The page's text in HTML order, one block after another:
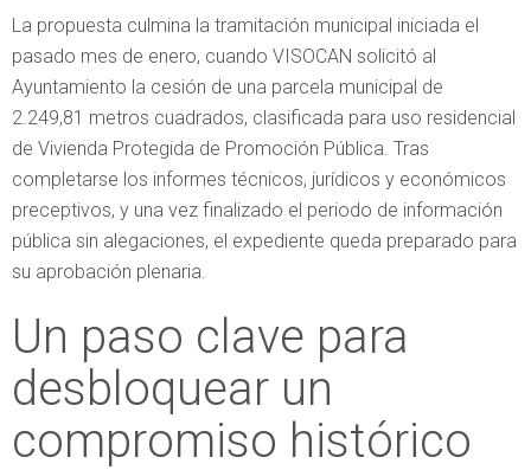
La propuesta culmina la tramitación municipal iniciada el
pasado mes de enero, cuando VISOCAN solicitó al
Ayuntamiento la cesión de una parcela municipal de
2.249,81 metros cuadrados, clasificada para uso residencial
de Vivienda Protegida de Promoción Pública. Tras
completarse los informes técnicos, jurídicos y económicos
preceptivos, y una vez finalizado el periodo de información
pública sin alegaciones, el expediente queda preparado para
su aprobación plenaria.
Un paso clave para
desbloquear un
compromiso histórico